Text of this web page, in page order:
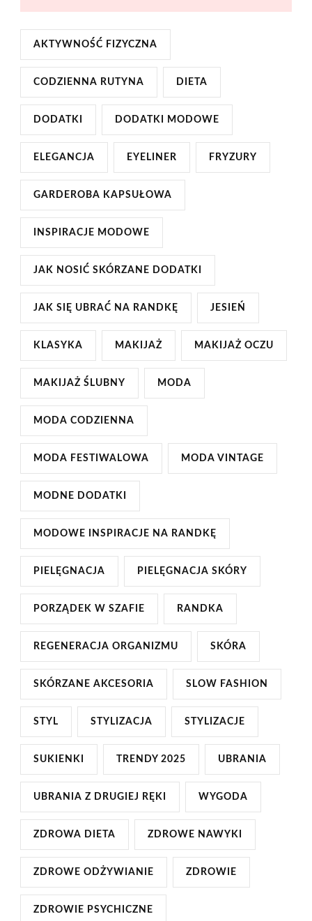
AKTYWNOŚĆ FIZYCZNA
CODZIENNA RUTYNA DIETA
DODATKI DODATKI MODOWE
ELEGANCJA EYELINER FRYZURY
GARDEROBA KAPSUŁOWA
INSPIRACJE MODOWE
JAK NOSIĆ SKÓRZANE DODATKI
JAK SIĘ UBRAĆ NA RANDKĘ JESIEŃ
KLASYKA MAKIJAŻ MAKIJAŻ OCZU
MAKIJAŻ ŚLUBNY MODA
MODA CODZIENNA
MODA FESTIWALOWA MODA VINTAGE
MODNE DODATKI
MODOWE INSPIRACJE NA RANDKĘ
PIELĘGNACJA PIELĘGNACJA SKÓRY
PORZĄDEK W SZAFIE RANDKA
REGENERACJA ORGANIZMU SKÓRA
SKÓRZANE AKCESORIA SLOW FASHION
STYL STYLIZACJA STYLIZACJE
SUKIENKI TRENDY 2025 UBRANIA
UBRANIA Z DRUGIEJ RĘKI WYGODA
ZDROWA DIETA ZDROWE NAWYKI
ZDROWE ODŻYWIANIE ZDROWIE
ZDROWIE PSYCHICZNE